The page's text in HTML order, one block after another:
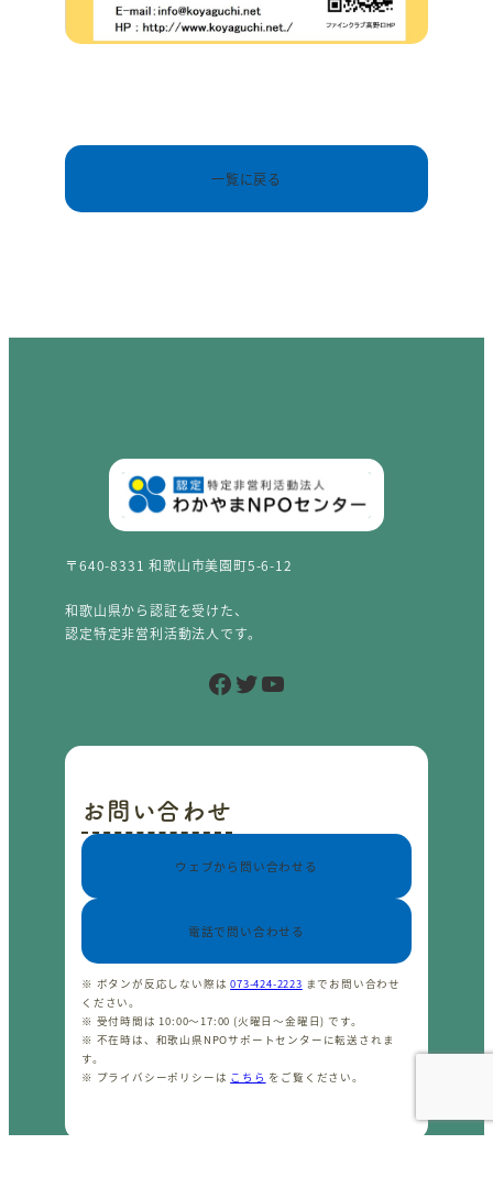
一覧に戻る
〒640-8331 和歌山市美園町5-6-12
和歌山県から認証を受けた、
認定特定非営利活動法人です。
Facebook Twitter YouTube
お問い合わせ
ウェブから問い合わせる
電話で問い合わせる
※ ボタンが反応しない際は073-424-2223 までお問い合わせ
ください。
※ 受付時間は 10:00〜17:00 (火曜日〜金曜日) です。
※ 不在時は、和歌山県NPOサポートセンターに転送されま
す。
※ プライバシーポリシーは こちら をご覧ください。